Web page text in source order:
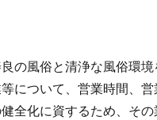
の風俗と清浄な風俗環
について、営業時間、
全化に資するため、そ